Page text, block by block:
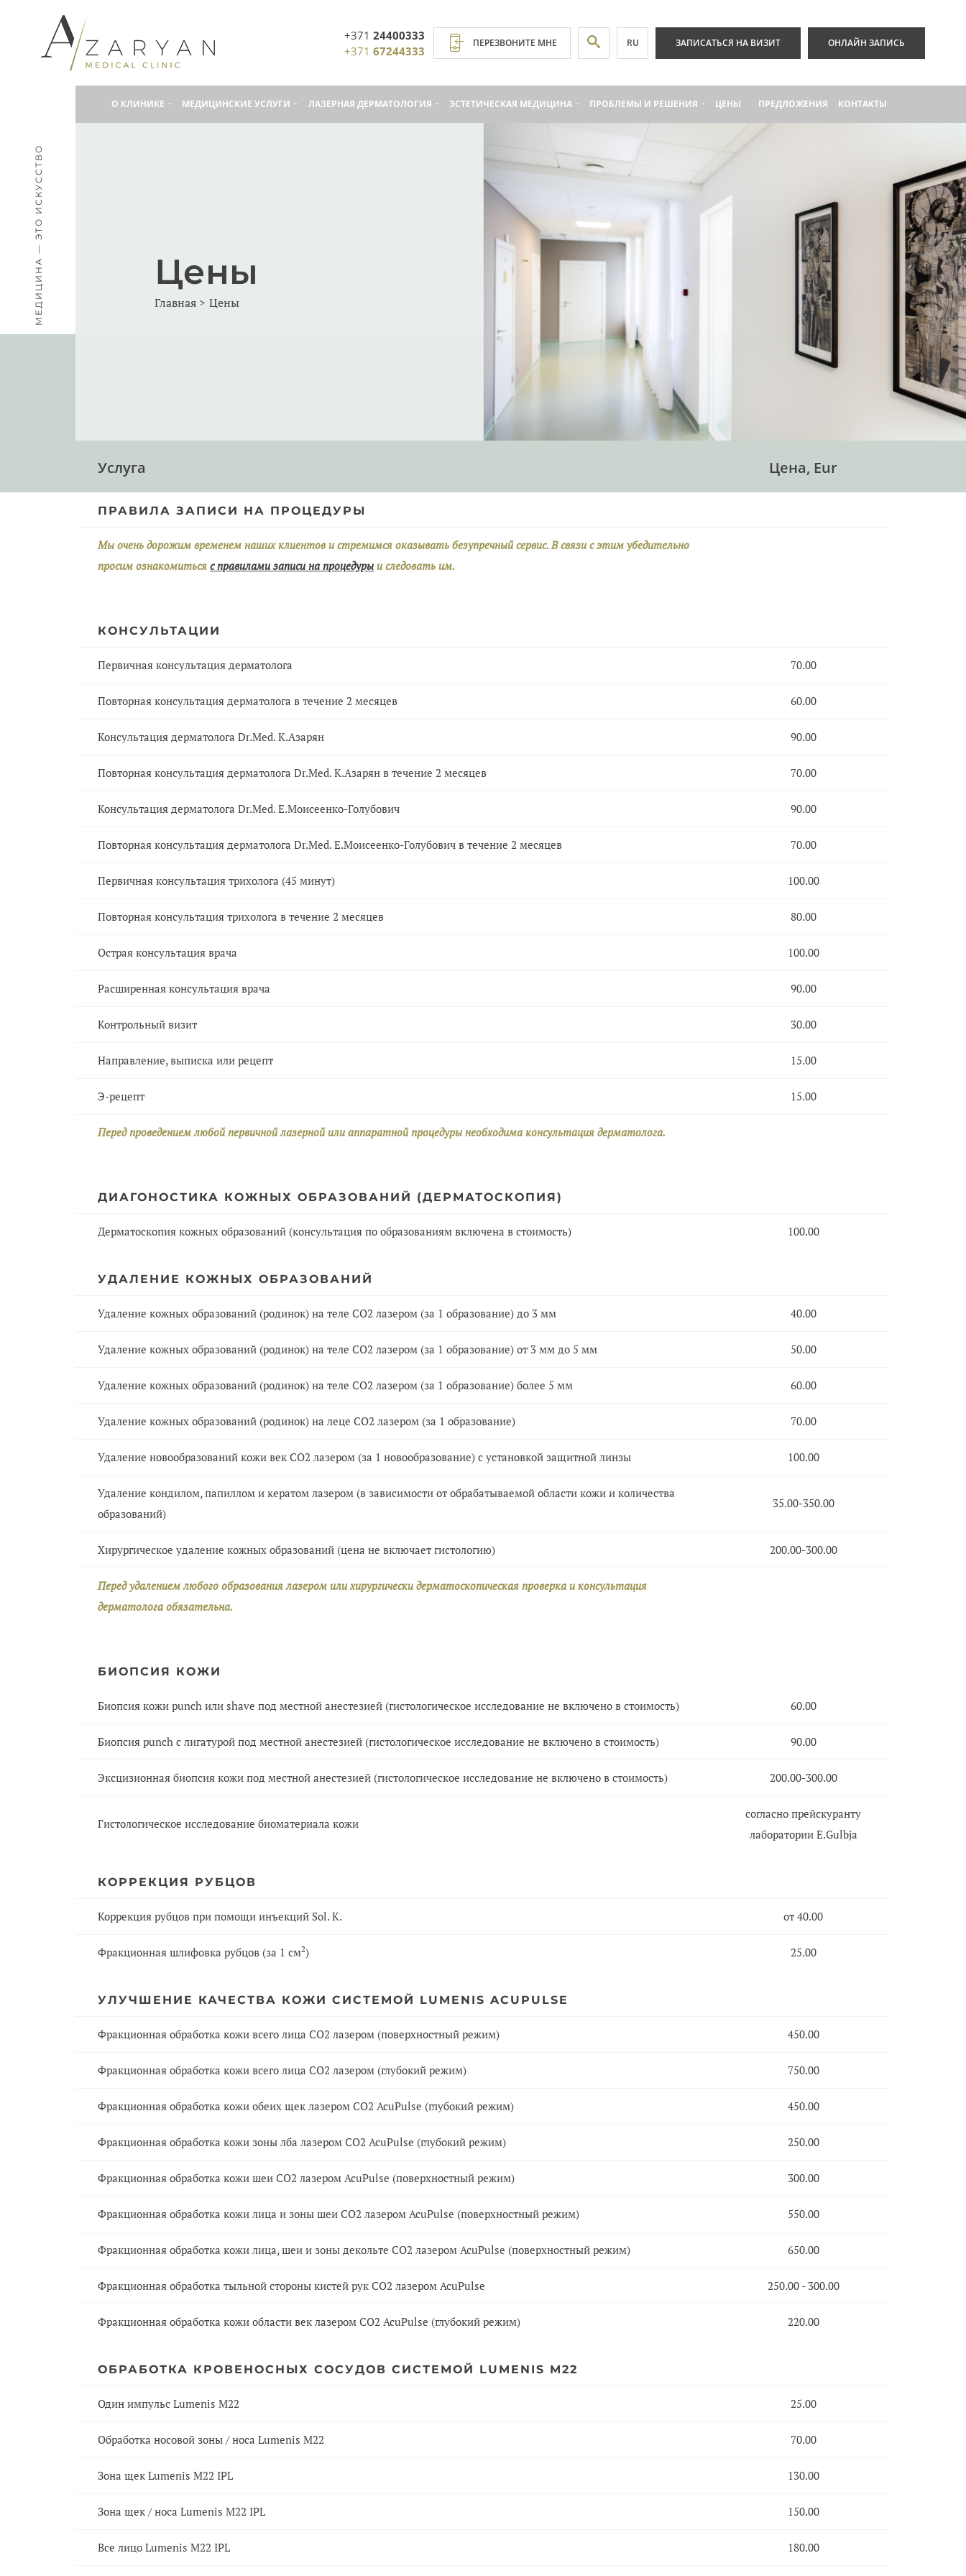
+371 24400333
+371 67244333
ПЕРЕЗВОНИТЕ МНЕ RU ЗАПИСАТЬСЯ НА ВИЗИТ ОНЛАЙН ЗАПИСЬ
О КЛИНИКE МЕДИЦИНСКИЕ УСЛУГИ ЛАЗЕРНАЯ ДЕРМАТОЛОГИЯ ЭСТЕТИЧЕСКАЯ МЕДИЦИНА ПРОБЛЕМЫ И РЕШЕНИЯ ЦЕНЫ ПРЕДЛОЖЕНИЯ КОНТАКТЫ
МЕДИЦИНА — ЭТО ИСКУССТВО Цены
Главная Цены
Услуга Цена, Eur
ПРАВИЛА ЗАПИСИ НА ПРОЦЕДУРЫ
Мы очень дорожим временем наших клиентов и стремимся оказывать безупречный сервис. В связи с этим убедительно
просим ознакомиться с правилами записи на процедуры и следовать им.
КОНСУЛЬТАЦИИ
Первичная консультация дерматолога 70.00
Повторная консультация дерматолога в течение 2 месяцев 60.00
Консультация дерматолога Dr.Med. К.Азарян 90.00
Повторная консультация дерматолога Dr.Med. К.Азарян в течение 2 месяцев 70.00
Консультация дерматолога Dr.Med. Е.Моисеенко-Голубович 90.00
Повторная консультация дерматолога Dr.Med. Е.Моисеенко-Голубович в течение 2 месяцев 70.00
Первичная консультация трихолога (45 минут) 100.00
Повторная консультация трихолога в течение 2 месяцев 80.00
Острая консультация врача 100.00
Расширенная консультация врача 90.00
Контрольный визит 30.00
Направление, выписка или рецепт 15.00
Э-рецепт 15.00
Перед проведением любой первичной лазерной или аппаратной процедуры необходима консультация дерматолога.
ДИАГОНОСТИКА КОЖНЫХ ОБРАЗОВАНИЙ (ДЕРМАТОСКОПИЯ)
Дерматоскопия кожных образований (консультация по образованиям включена в стоимость) 100.00
УДАЛЕНИЕ КОЖНЫХ ОБРАЗОВАНИЙ
Удаление кожных образований (родинок) на теле СО2 лазером (за 1 образование) до 3 мм 40.00
Удаление кожных образований (родинок) на теле СО2 лазером (за 1 образование) от 3 мм до 5 мм 50.00
Удаление кожных образований (родинок) на теле СО2 лазером (за 1 образование) более 5 мм 60.00
Удаление кожных образований (родинок) на леце СО2 лазером (за 1 образование) 70.00
Удаление новообразований кожи век CO2 лазером (за 1 новообразование) с установкой защитной линзы 100.00
Удаление кондилом, папиллом и кератом лазером (в зависимости от обрабатываемой области кожи и количества
образований)
35.00-350.00
Хирургическое удаление кожных образований (цена не включает гистологию) 200.00-300.00
Перед удалением любого образования лазером или хирургически дерматоскопическая проверка и консультация
дерматолога обязательна.
БИОПСИЯ КОЖИ
Биопсия кожи punch или shave под местной анестезией (гистологическое исследование не включено в стоимость) 60.00
Биопсия punch с лигатурой под местной анестезией (гистологическое исследование не включено в стоимость) 90.00
Эксцизионная биопсия кожи под местной анестезией (гистологическое исследование не включено в стоимость) 200.00-300.00
Гистологическое исследование биоматериала кожи
согласно прейскуранту
лаборатории E.Gulbja
КОРРЕКЦИЯ РУБЦОВ
Коррекция рубцов при помощи инъекций Sol. K. от 40.00
Фракционная шлифовка рубцов (за 1 см2) 25.00
УЛУЧШЕНИЕ КАЧЕСТВА КОЖИ СИСТЕМОЙ LUMENIS ACUPULSE
Фракционная обработка кожи всего лица СО2 лазером (поверхностный режим) 450.00
Фракционная обработка кожи всего лица СО2 лазером (глубокий режим) 750.00
Фракционная обработка кожи обеих щек лазером СО2 AcuPulse (глубокий режим) 450.00
Фракционная обработка кожи зоны лба лазером СО2 AcuPulse (глубокий режим) 250.00
Фракционная обработка кожи шеи СО2 лазером AcuPulse (поверхностный режим) 300.00
Фракционная обработка кожи лица и зоны шеи СО2 лазером AcuPulse (поверхностный режим) 550.00
Фракционная обработка кожи лица, шеи и зоны декольте СО2 лазером AcuPulse (поверхностный режим) 650.00
Фракционная обработка тыльной стороны кистей рук СО2 лазером AcuPulse 250.00 - 300.00
Фракционная обработка кожи области век лазером СО2 AcuPulse (глубокий режим) 220.00
ОБРАБОТКА КРОВЕНОСНЫХ СОСУДОВ СИСТЕМОЙ LUMENIS M22
Один импульс Lumenis M22 25.00
Обработка носовой зоны / носа Lumenis M22 70.00
Зона щек Lumenis M22 IPL 130.00
Зона щек / носа Lumenis M22 IPL 150.00
Все лицо Lumenis M22 IPL 180.00